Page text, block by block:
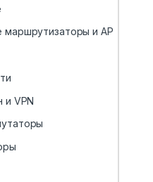
маршрутизаторы и AP
и VPN